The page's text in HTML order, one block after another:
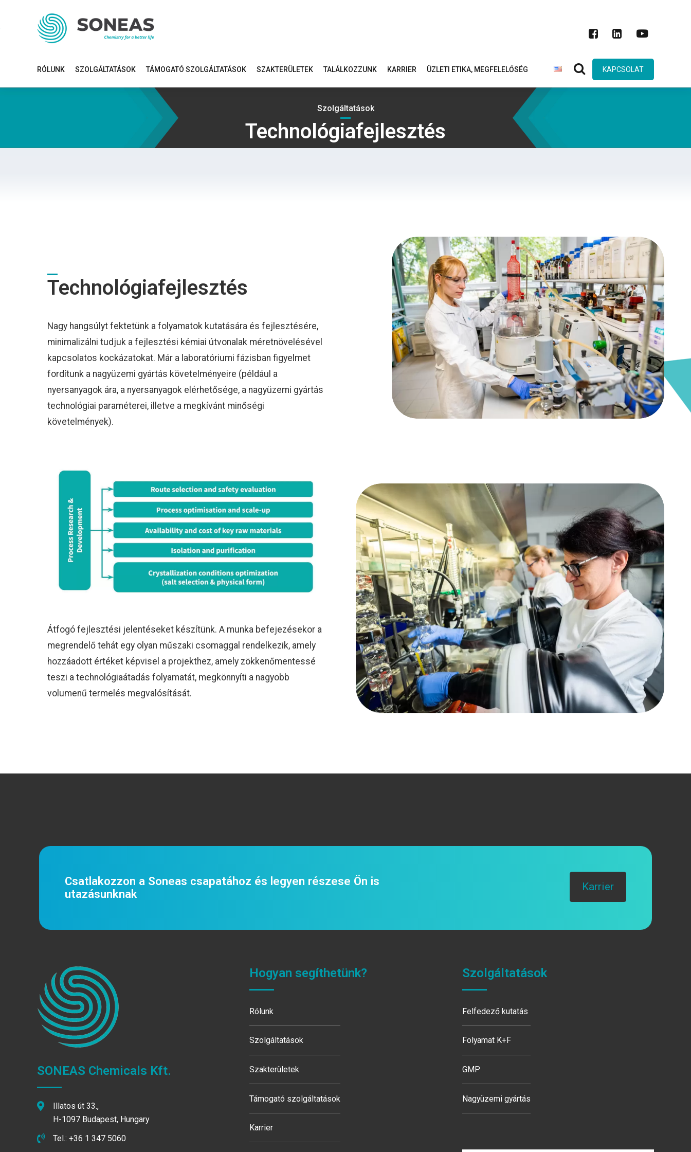
KAPCSOLAT
RÓLUNK SZOLGÁLTATÁSOK TÁMOGATÓ SZOLGÁLTATÁSOK SZAKTERÜLETEK TALÁLKOZZUNK KARRIER ÜZLETI ETIKA, MEGFELELŐSÉG
Szolgáltatások
Technológiafejlesztés
Technológiafejlesztés
Nagy hangsúlyt fektetünk a folyamatok kutatására és fejlesztésére,
minimalizálni tudjuk a fejlesztési kémiai útvonalak méretnövelésével
kapcsolatos kockázatokat. Már a laboratóriumi fázisban figyelmet
fordítunk a nagyüzemi gyártás követelményeire (például a
nyersanyagok ára, a nyersanyagok elérhetősége, a nagyüzemi gyártás
technológiai paraméterei, illetve a megkívánt minőségi
követelmények).
Átfogó fejlesztési jelentéseket készítünk. A munka befejezésekor a
megrendelő tehát egy olyan műszaki csomaggal rendelkezik, amely
hozzáadott értéket képvisel a projekthez, amely zökkenőmentessé
teszi a technológiaátadás folyamatát, megkönnyíti a nagyobb
volumenű termelés megvalósítását.
Csatlakozzon a Soneas csapatához és legyen részese Ön is
utazásunknak
Karrier
SONEAS Chemicals Kft.
Illatos út 33.,
H-1097 Budapest, Hungary
Tel.: +36 1 347 5060
Hogyan segíthetünk?
Rólunk
Szolgáltatások
Szakterületek
Támogató szolgáltatások
Karrier
Szolgáltatások
Felfedező kutatás
Folyamat K+F
GMP
Nagyüzemi gyártás